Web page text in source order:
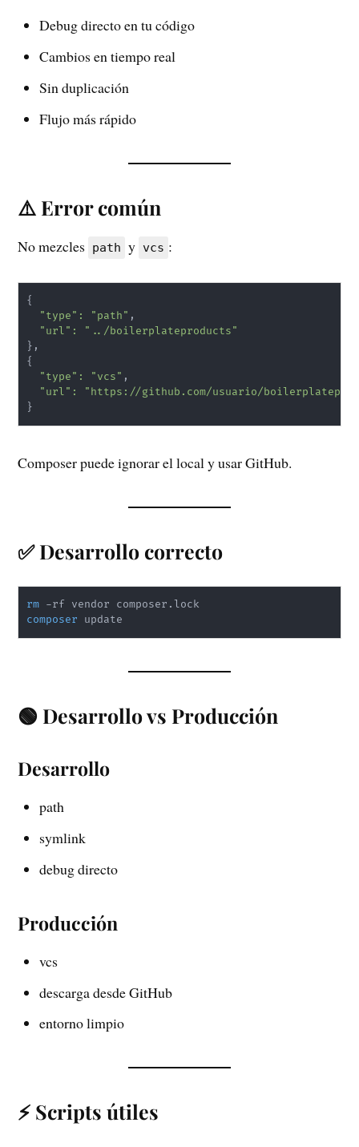
Debug directo en tu código
Cambios en tiempo real
Sin duplicación
Flujo más rápido
⚠️ Error común
No mezcles path y vcs :
{
"type" : "path" ,
"url" :
"../boilerplateproducts"
}
{
"type" : "vcs" ,
"url" :
"https://github.com/usuario/
}
Composer puede ignorar el local y usar GitHub.
✅ Desarrollo correcto
rm
composer
🟢 Desarrollo vs Producción
Desarrollo
path
symlink
debug directo
Producción
vcs
descarga desde GitHub
entorno limpio
⚡ Scripts útiles